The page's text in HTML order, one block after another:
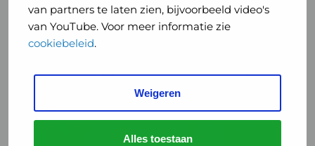
van partners te laten zien, bijvoorbeeld video's
van YouTube. Voor meer informatie zie
cookiebeleid.
Weigeren
Alles toestaan
Lees meer
“Het